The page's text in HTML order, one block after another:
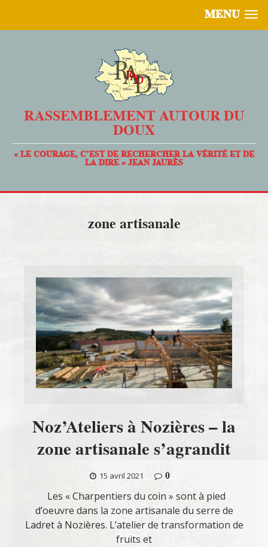
MENU
RASSEMBLEMENT AUTOUR DU
DOUX
« LE COURAGE, C’EST DE RECHERCHER LA VÉRITÉ ET DE
LA DIRE » JEAN JAURÈS
zone artisanale
Noz’Ateliers à Nozières – la
zone artisanale s’agrandit
15 avril 2021
0
Les « Charpentiers du coin » sont à pied
d’oeuvre dans la zone artisanale du serre de
Ladret à Nozières. L’atelier de transformation de
fruits et